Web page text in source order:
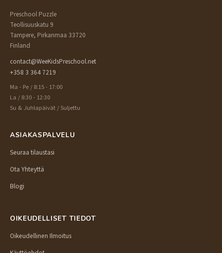
Preschool Puzzle
Teollisuuskatu 9
Tampere, Pirkanmaa 33720
Finland
contact@WeeKidsPreschool.net
+358 3 364 7219
Ma - Pe / 8:15 - 17:00
La / 8:30 - 12:30
Su & Juhlapäivät / Suljettu
ASIAKASPALVELU
Seuraa tilaustasi
Ota Yhteyttä
Blogi
OIKEUDELLISET TIEDOT
Oikeudellinen Ilmoitus